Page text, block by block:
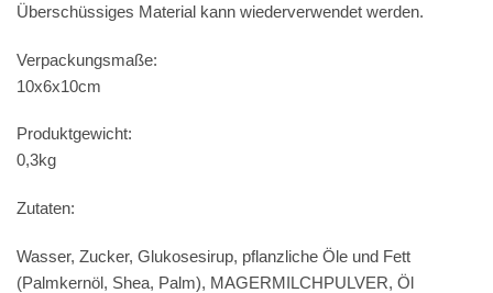
Überschüssiges Material kann wiederverwendet werden.
Verpackungsmaße:
10x6x10cm
Produktgewicht:
0,3kg
Zutaten:
Wasser, Zucker, Glukosesirup, pflanzliche Öle und Fett
(Palmkernöl, Shea, Palm), MAGERMILCHPULVER, Öl